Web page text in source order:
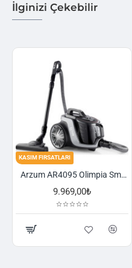
İlginizi Çekebilir
Arzum AR4095 Olimpia Smart Cyclone Filtreli Süpürge - Füme